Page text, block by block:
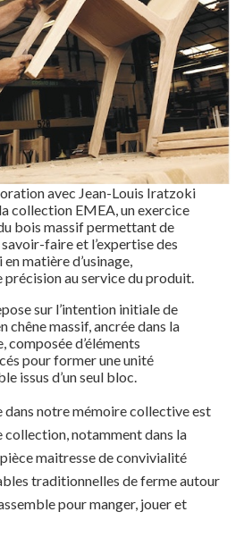
avec Jean-Louis Iratzoki
collection EMEA, un exercice
bois massif permettant de
faire et l’expertise des
matière d’usinage,
précision au service du produit.
sur l’intention initiale de
chêne massif, ancrée dans la
d’éléments
pour former une unité
issus d’un seul bloc.
dans notre mémoire collective est
notamment dans la
maitresse de convivialité
traditionnelles de ferme autour
pour manger, jouer et